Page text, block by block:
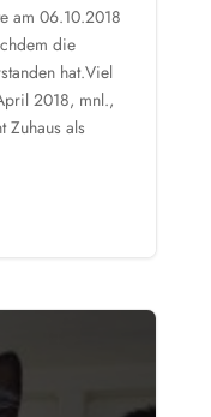
am 06.10.2018
die
hat.Viel
2018, mnl.,
Zuhaus als